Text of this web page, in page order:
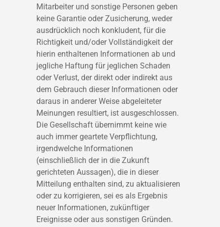
Mitarbeiter und sonstige Personen geben
keine Garantie oder Zusicherung, weder
ausdrücklich noch konkludent, für die
Richtigkeit und/oder Vollständigkeit der
hierin enthaltenen Informationen ab und
jegliche Haftung für jeglichen Schaden
oder Verlust, der direkt oder indirekt aus
dem Gebrauch dieser Informationen oder
daraus in anderer Weise abgeleiteter
Meinungen resultiert, ist ausgeschlossen.
Die Gesellschaft übernimmt keine wie
auch immer geartete Verpflichtung,
irgendwelche Informationen
(einschließlich der in die Zukunft
gerichteten Aussagen), die in dieser
Mitteilung enthalten sind, zu aktualisieren
oder zu korrigieren, sei es als Ergebnis
neuer Informationen, zukünftiger
Ereignisse oder aus sonstigen Gründen.